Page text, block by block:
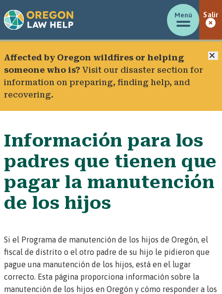
Menú Salir
Affected by Oregon wildfires or helping
someone who is? Visit our disaster section for
information on preparing, finding help, and
recovering.
Información para los
padres que tienen que
pagar la manutención
de los hijos
Si el Programa de manutención de los hijos de Oregón, el
fiscal de distrito o el otro padre de su hijo le pidieron que
pague una manutención de los hijos, está en el lugar
correcto. Esta página proporciona información sobre la
manutención de los hijos en Oregón y cómo responder a los